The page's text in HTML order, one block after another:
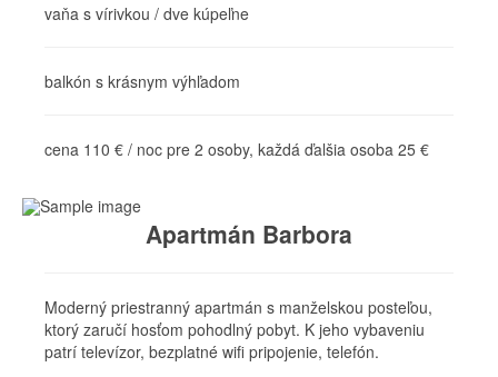
vaňa s vírivkou / dve kúpeľne
balkón s krásnym výhľadom
cena 110 € / noc pre 2 osoby, každá ďalšia osoba 25 €
Apartmán Barbora
Moderný priestranný apartmán s manželskou posteľou,
ktorý zaručí hosťom pohodlný pobyt. K jeho vybaveniu
patrí televízor, bezplatné wifi pripojenie, telefón.